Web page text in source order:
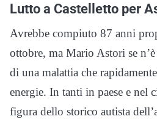
Lutto a Castelletto per
Avrebbe compiuto 87 anni
ottobre, ma Mario Astori se
di una malattia che
energie. In tanti in paese e nel
figura dello storico autista